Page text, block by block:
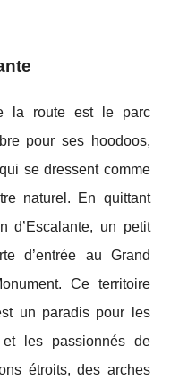
la route est le parc
pour ses hoodoos,
se dressent comme
naturel. En quittant
d’Escalante, un petit
d’entrée au Grand
Ce territoire
un paradis pour les
et les passionnés de
étroits, des arches